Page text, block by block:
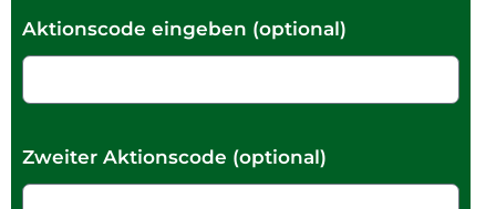
Aktionscode eingeben (optional)
Zweiter Aktionscode (optional)